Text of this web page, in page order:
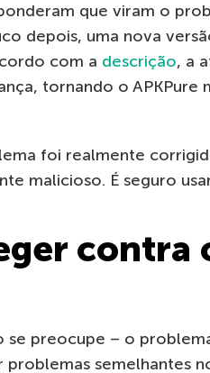
que viram o
depois, uma nova
com a descrição, a
tornando o APKPure
foi realmente
malicioso. É seguro
contra
se preocupe – o
semelhantes